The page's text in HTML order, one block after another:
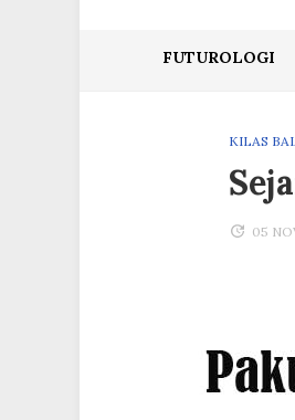
FUTUROLOGI
KILAS
05